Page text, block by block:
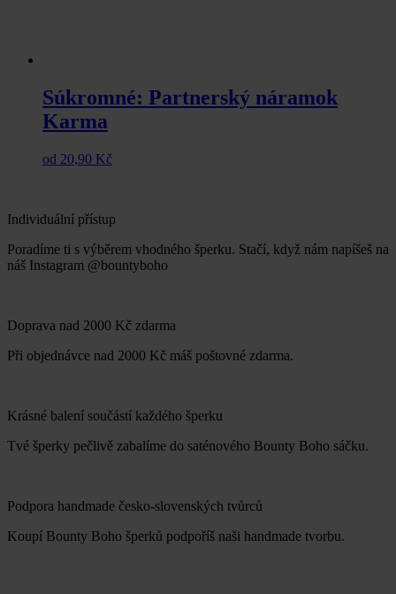
Súkromné: Partnerský náramok
Karma
od 20,90 Kč
Individuální přístup
Poradíme ti s výběrem vhodného šperku. Stačí, když nám napíšeš na
náš Instagram @bountyboho
Doprava nad 2000 Kč zdarma
Při objednávce nad 2000 Kč máš poštovné zdarma.
Krásné balení součástí každého šperku
Tvé šperky pečlivě zabalíme do saténového Bounty Boho sáčku.
Podpora handmade česko-slovenských tvůrců
Koupí Bounty Boho šperků podpoříš naši handmade tvorbu.